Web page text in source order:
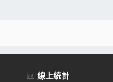
線上統計